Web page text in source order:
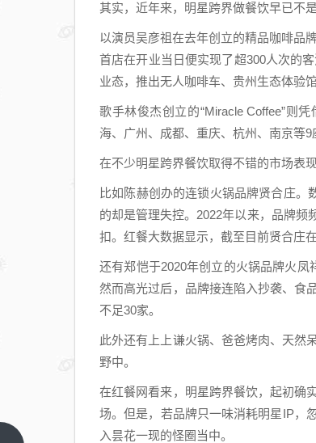
其实，近年来，明星跨界做餐饮早已不
以演员吴彦祖在去年创立的精品咖啡品
首店在开业当日便实现了超300人次的
业态，推出无人咖啡车、贵州生态体验
歌手林俊杰创立的“Miracle Coffee”则
海、广州、成都、重庆、杭州、南京等
在不少明星跨界餐饮取得不错的市场表
比如陈赫创办的连锁火锅品牌贤合庄。
的却是管理失控。2022年以来，品牌
扣。红餐大数据显示，截至目前贤合庄
还有郑恺于2020年创立的火锅品牌火凤
然而高光过后，品牌接连陷入抄袭、食
不足30家。
此外还有上上谦火锅、爸爸烤肉、天然
野中。
在红餐网看来，明星跨界餐饮，起初确
场。但是，若品牌只一味消耗明星IP，
入昙花一现的怪圈当中。